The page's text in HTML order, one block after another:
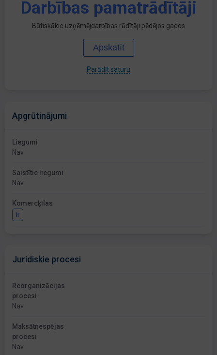
Darbības pamatrādītāji
Būtiskākie uzņēmējdarbības rādītāji pēdējos gados
Apskatīt
Parādīt saturu
Apgrūtinājumi
Liegumi
Nav
Saistītie liegumi
Nav
Komercķīlas
Ir
Juridiskie procesi
Reorganizācijas
procesi
Nav
Maksātnespējas
procesi
Nav